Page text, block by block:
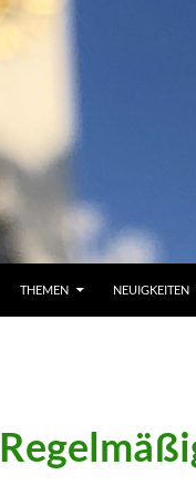
THEMEN NEUIGKEITEN